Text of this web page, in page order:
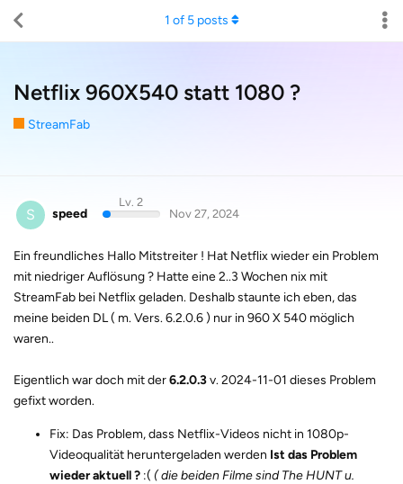
Netflix 960X540 statt 1080 ?
StreamFab
1 of 5posts
S speed
Lv. 2
Nov 27, 2024
Ein freundliches Hallo Mitstreiter ! Hat Netflix wieder ein Problem
mit niedriger Auflösung ? Hatte eine 2..3 Wochen nix mit
StreamFab bei Netflix geladen. Deshalb staunte ich eben, das
meine beiden DL ( m. Vers. 6.2.0.6 ) nur in 960 X 540 möglich
waren..
Eigentlich war doch mit der6.2.0.3v. 2024-11-01 dieses Problem
gefixt worden.
Fix: Das Problem, dass Netflix-Videos nicht in 1080p-
Videoqualität heruntergeladen werden Ist das Problem
wieder aktuell ? :( ( die beiden Filme sind The HUNT u.